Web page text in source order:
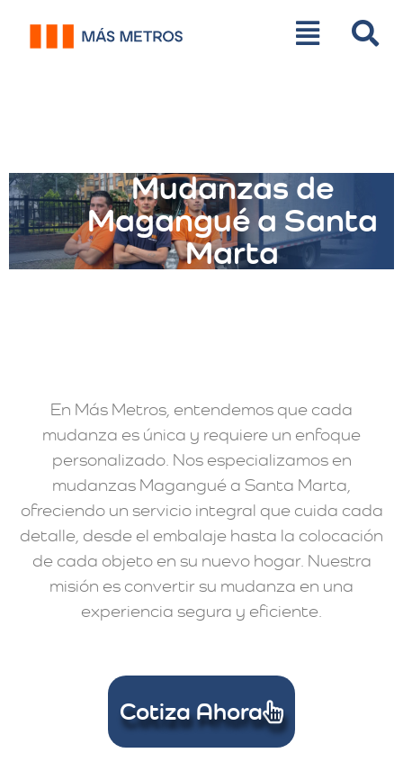
Mudanzas de
Magangué a Santa
Marta
En Más Metros, entendemos que cada
mudanza es única y requiere un enfoque
personalizado. Nos especializamos en
mudanzas Magangué a Santa Marta,
ofreciendo un servicio integral que cuida cada
detalle, desde el embalaje hasta la colocación
de cada objeto en su nuevo hogar. Nuestra
misión es convertir su mudanza en una
experiencia segura y eficiente.
Cotiza Ahora